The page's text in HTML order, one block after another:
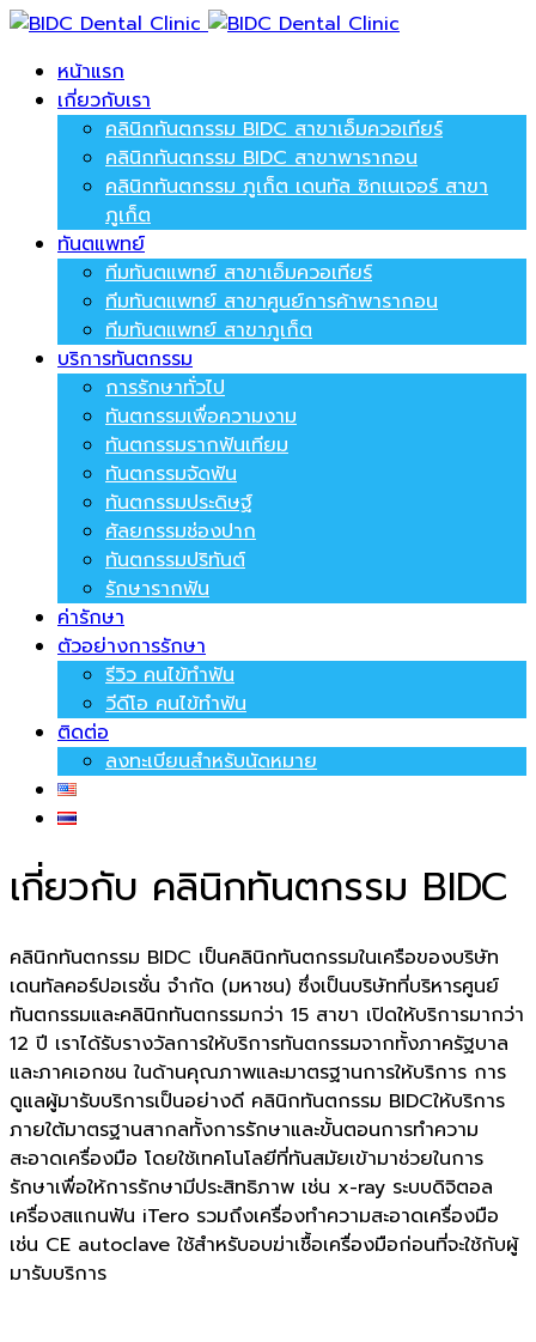
หน้าแรก
เกี่ยวกับเรา
คลินิกทันตกรรม BIDC สาขาเอ็มควอเทียร์
คลินิกทันตกรรม BIDC สาขาพารากอน
คลินิกทันตกรรม ภูเก็ต เดนทัล ซิกเนเจอร์ สาขา
ภูเก็ต
ทันตแพทย์
ทีมทันตแพทย์ สาขาเอ็มควอเทียร์
ทีมทันตแพทย์ สาขาศูนย์การค้าพารากอน
ทีมทันตแพทย์ สาขาภูเก็ต
บริการทันตกรรม
การรักษาทั่วไป
ทันตกรรมเพื่อความงาม
ทันตกรรมรากฟันเทียม
ทันตกรรมจัดฟัน
ทันตกรรมประดิษฐ์
ศัลยกรรมช่องปาก
ทันตกรรมปริทันต์
รักษารากฟัน
ค่ารักษา
ตัวอย่างการรักษา
รีวิว คนไข้ทำฟัน
วีดีโอ คนไข้ทำฟัน
ติดต่อ
ลงทะเบียนสำหรับนัดหมาย
เกี่ยวกับ คลินิกทันตกรรม BIDC
คลินิกทันตกรรม BIDC เป็นคลินิกทันตกรรมในเครือของบริษัท
เดนทัลคอร์ปอเรชั่น จำกัด (มหาชน) ซึ่งเป็นบริษัทที่บริหารศูนย์
ทันตกรรมและคลินิกทันตกรรมกว่า 15 สาขา เปิดให้บริการมากว่า
12 ปี เราได้รับรางวัลการให้บริการทันตกรรมจากทั้งภาครัฐบาล
และภาคเอกชน ในด้านคุณภาพและมาตรฐานการให้บริการ การ
ดูแลผู้มารับบริการเป็นอย่างดี คลินิกทันตกรรม BIDCให้บริการ
ภายใต้มาตรฐานสากลทั้งการรักษาและขั้นตอนการทำความ
สะอาดเครื่องมือ โดยใช้เทคโนโลยีที่ทันสมัยเข้ามาช่วยในการ
รักษาเพื่อให้การรักษามีประสิทธิภาพ เช่น x-ray ระบบดิจิตอล
เครื่องสแกนฟัน iTero รวมถึงเครื่องทำความสะอาดเครื่องมือ
เช่น CE autoclave ใช้สำหรับอบฆ่าเชื้อเครื่องมือก่อนที่จะใช้กับผู้
มารับบริการ